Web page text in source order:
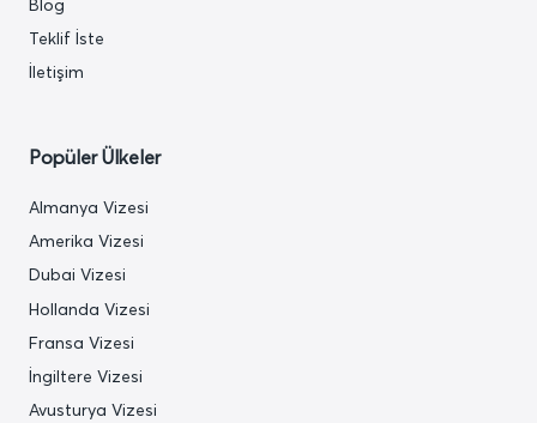
Teklif İste
İletişim
Popüler Ülkeler
Almanya Vizesi
Amerika Vizesi
Dubai Vizesi
Hollanda Vizesi
Fransa Vizesi
İngiltere Vizesi
Avusturya Vizesi